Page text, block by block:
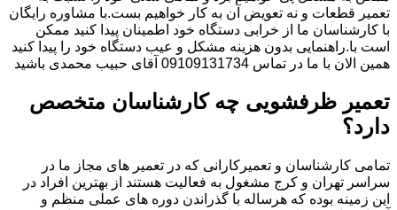
تعمیر قطعات و نه تعویض آن به کار خواهیم بست.با مشاوره رایگان
با کارشناسان ما از خرابی دستگاه خود اطمینان پیدا کنید ممکن
است با.راهنمایی بدون هزینه مشکل و عیب دستگاه خود را پیدا کنید
همین الان با ما در تماس 09109131734 آقای حبیب محمدی باشید
تعمیر ظرفشویی چه کارشناسان متخصص
دارد؟
تمامی کارشناسان و تعمیرکارانی که در تعمیر های مجاز ما در
سراسر تهران و کرج مشغول به فعالیت هستند از بهترین افراد در
این زمینه بوده که هرساله با گذراندن دوره های عملی منظم و